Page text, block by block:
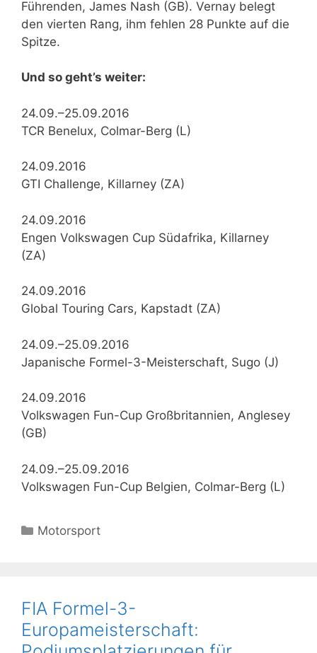
Führenden, James Nash (GB). Vernay belegt
den vierten Rang, ihm fehlen 28 Punkte auf die
Spitze.
Und so geht’s weiter:
24.09.–25.09.2016
TCR Benelux, Colmar-Berg (L)
24.09.2016
GTI Challenge, Killarney (ZA)
24.09.2016
Engen Volkswagen Cup Südafrika, Killarney
(ZA)
24.09.2016
Global Touring Cars, Kapstadt (ZA)
24.09.–25.09.2016
Japanische Formel-3-Meisterschaft, Sugo (J)
24.09.2016
Volkswagen Fun-Cup Großbritannien, Anglesey
(GB)
24.09.–25.09.2016
Volkswagen Fun-Cup Belgien, Colmar-Berg (L)
Kategorien
Motorsport
FIA Formel-3-
Europameisterschaft: